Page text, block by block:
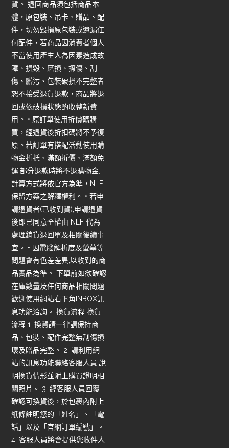
貨。 退回商品須包括商品本
體，原包裝、吊卡、贈品、配
件，切勿毀損原包裝或遺漏任
何配件，若商品因消費者個人
不當使用產生人為因素造成故
障、損毀、磨損、擦傷、刮
傷、髒污、包裝破損不完整者,
恕不接受退貨退款，商品將退
回或依破損狀態酌收整新費
用。 • 原訂單使用折價碼購
買，經退貨後折扣碼將不予復
原。若訂單有搭配活動使用購
物金折抵、滿額折價、滿額免
運,部分退款時將不退購物金,
計算方式將依官方為準，NLF
保留方案之解釋權利。 • 若申
請退貨者(已收到貨),申請退貨
後即已同意全權由 NLF 代為
處理銷貨退回單及相關後續事
宜。 • 因電腦解析度及螢幕等
問題會有色差差異,以收到的商
品實品為準。 下單前如欲確認
在庫數量及任何商品相關問題
歡迎使用網站右下角INBOX訊
息功能洽詢。 換貨流程 換貨
流程 1. 換貨請一律請保持商
品、包裝、配件完整無刮傷損
壞及贈品完整。 2. 請利用網
站的訊息功能聯絡客服人員,說
明換貨情形並附上購買證明相
關照片。 3. 經客服人員回覆
確認可換貨後，於包裹內附上
紙條註明您的「姓名」、「電
話」以及「官網訂單編號」。
4. 客服人員將會提供您收件人